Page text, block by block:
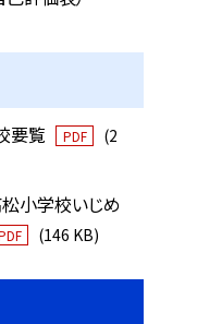
要覧 PDF
(2
小学校いじめ
(146 KB)